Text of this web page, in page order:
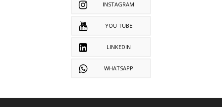
INSTAGRAM
YOU TUBE
LINKEDIN
WHATSAPP